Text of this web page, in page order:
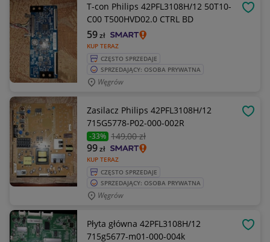
T-con Philips 42PFL3108H/12 50T10-
C00 T500HVD02.0 CTRL BD
KUP TERAZ
59zł
CZĘSTO SPRZEDAJE
SPRZEDAJĄCY: OSOBA PRYWATNA
Węgrów
Zasilacz Philips 42PFL3108H/12
715G5778-P02-000-002R
-33% 149,00 zł
KUP TERAZ
99zł
CZĘSTO SPRZEDAJE
SPRZEDAJĄCY: OSOBA PRYWATNA
Węgrów
Płyta główna 42PFL3108H/12
715g5677-m01-000-004k